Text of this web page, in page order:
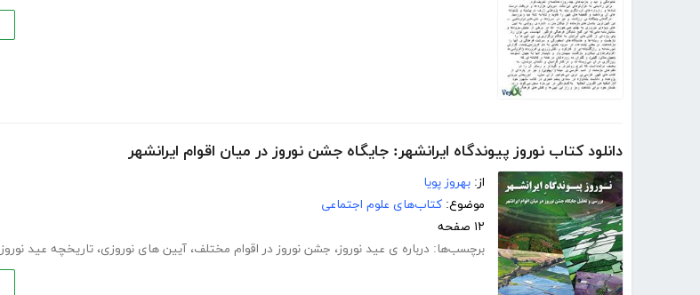
دانلود کتاب نوروز پیوندگاه ایرانشهر: جایگاه جشن نوروز در میان اقوام ایرانشهر
از: بهروز پویا
موضوع: کتاب‌های علوم اجتماعی
۱۲ صفحه
برچسب‌ها: درباره ی عید نوروز، جشن نوروز در اقوام مختلف، آیین های نوروزی، تاریخچه عید نوروز